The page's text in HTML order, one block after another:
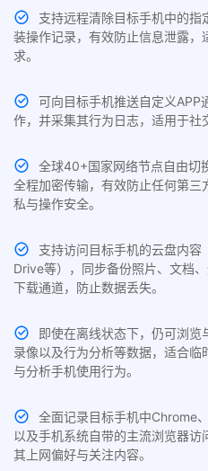
支持远程清除目标手机中的指
装操作记录，有效防止信息泄露，
求。
可向目标手机推送自定义APP
作，并采集其行为日志，适用于社
全球40+国家网络节点自由切
全程加密传输，有效防止任何第三
私与操作安全。
支持访问目标手机的云盘内
Drive等），同步备份照片、文档
下载通道，防止数据丢失。
即使在离线状态下，仍可浏
录像以及行为分析等数据，适合
与分析手机使用行为。
全面记录目标手机中Chrome
以及手机系统自带的主流浏览器
其上网偏好与关注内容。